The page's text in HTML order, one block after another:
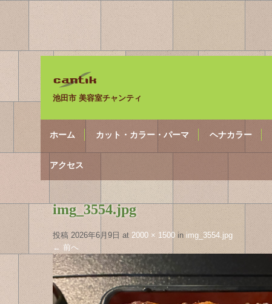
池田市 美容室チャンティ
ホーム カット・カラー・パーマ ヘナカラー
アクセス
img_3554.jpg
投稿2026年6月9日 at2000 × 1500in img_3554.jpg
← 前へ